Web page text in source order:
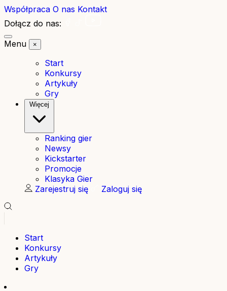
Współpraca O nas Kontakt
Dołącz do nas:
Menu
×
Start
Konkursy
Artykuły
Gry
Więcej
Ranking gier
Newsy
Kickstarter
Promocje
Klasyka Gier
Zarejestruj się
Zaloguj się
Start
Konkursy
Artykuły
Gry